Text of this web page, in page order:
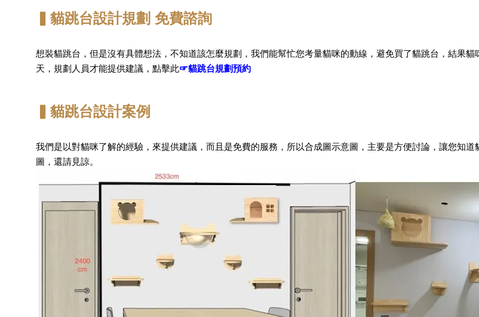
▍貓跳台設計規劃 免費諮詢
想裝貓跳台，但是沒有具體想法，不知道該怎麼規劃，我們能幫忙您考量貓咪的動線，避免買了貓跳台，結果
天，規劃人員才能提供建議，點擊此☞貓跳台規劃預約
▍貓跳台設計案例
我們是以對貓咪了解的經驗，來提供建議，而且是免費的服務，所以合成圖示意圖，主要是方便討論，讓您知
圖，還請見諒。